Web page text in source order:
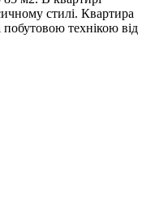
стилі. Квартира
технікою від